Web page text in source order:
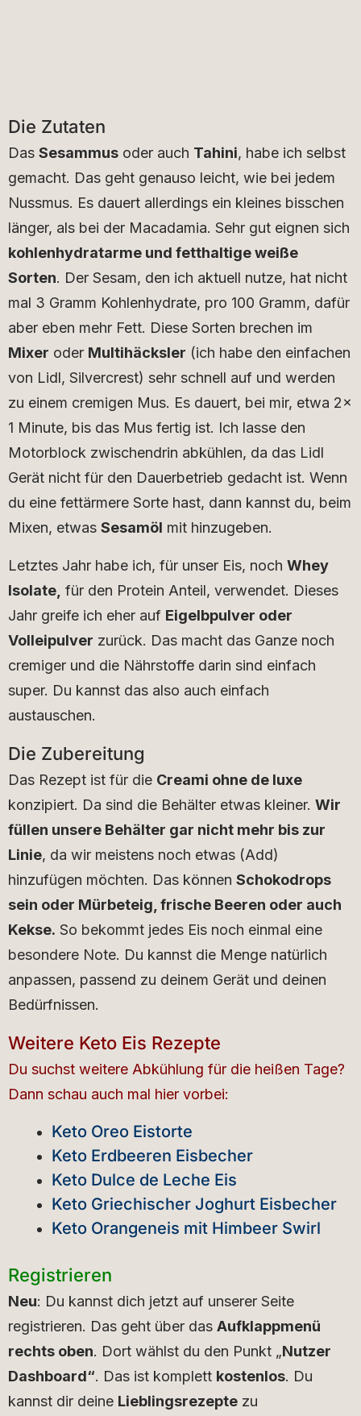
Die Zutaten
Das Sesammus oder auch Tahini, habe ich selbst
gemacht. Das geht genauso leicht, wie bei jedem
Nussmus. Es dauert allerdings ein kleines bisschen
länger, als bei der Macadamia. Sehr gut eignen sich
kohlenhydratarme und fetthaltige weiße
Sorten. Der Sesam, den ich aktuell nutze, hat nicht
mal 3 Gramm Kohlenhydrate, pro 100 Gramm, dafür
aber eben mehr Fett. Diese Sorten brechen im
Mixer oder Multihäcksler (ich habe den einfachen
von Lidl, Silvercrest) sehr schnell auf und werden
zu einem cremigen Mus. Es dauert, bei mir, etwa 2x
1 Minute, bis das Mus fertig ist. Ich lasse den
Motorblock zwischendrin abkühlen, da das Lidl
Gerät nicht für den Dauerbetrieb gedacht ist. Wenn
du eine fettärmere Sorte hast, dann kannst du, beim
Mixen, etwas Sesamöl mit hinzugeben.
Letztes Jahr habe ich, für unser Eis, noch Whey
Isolate, für den Protein Anteil, verwendet. Dieses
Jahr greife ich eher auf Eigelbpulver oder
Volleipulver zurück. Das macht das Ganze noch
cremiger und die Nährstoffe darin sind einfach
super. Du kannst das also auch einfach
austauschen.
Die Zubereitung
Das Rezept ist für die Creami ohne de luxe
konzipiert. Da sind die Behälter etwas kleiner. Wir
füllen unsere Behälter gar nicht mehr bis zur
Linie, da wir meistens noch etwas (Add)
hinzufügen möchten. Das können Schokodrops
sein oder Mürbeteig, frische Beeren oder auch
Kekse. So bekommt jedes Eis noch einmal eine
besondere Note. Du kannst die Menge natürlich
anpassen, passend zu deinem Gerät und deinen
Bedürfnissen.
Weitere Keto Eis Rezepte
Du suchst weitere Abkühlung für die heißen Tage?
Dann schau auch mal hier vorbei:
Keto Oreo Eistorte
Keto Erdbeeren Eisbecher
Keto Dulce de Leche Eis
Keto Griechischer Joghurt Eisbecher
Keto Orangeneis mit Himbeer Swirl
Registrieren
Neu: Du kannst dich jetzt auf unserer Seite
registrieren. Das geht über das Aufklappmenü
rechts oben. Dort wählst du den Punkt „Nutzer
Dashboard“. Das ist komplett kostenlos. Du
kannst dir deine Lieblingsrezepte zu